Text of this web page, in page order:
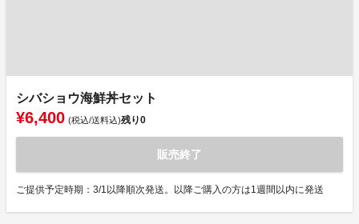
シバショウ海鮮丼セット
¥6,400 (税込/送料込)残り0
販売終了
ご提供予定時期：3/1以降順次発送。以降ご購入の方は1週間以内に発送